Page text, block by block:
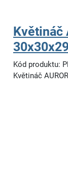
Květináč
Kód produktu:
Květináč